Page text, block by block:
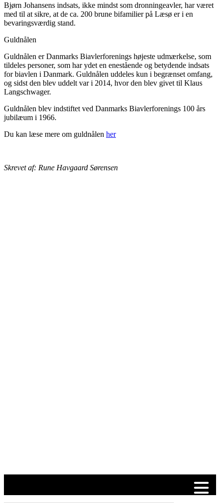
Bjørn Johansens indsats, ikke mindst som dronningeavler, har været
med til at sikre, at de ca. 200 brune bifamilier på Læsø er i en
bevaringsværdig stand.
Guldnålen
Guldnålen er Danmarks Biavlerforenings højeste udmærkelse, som
tildeles personer, som har ydet en enestående og betydende indsats
for biavlen i Danmark. Guldnålen uddeles kun i begrænset omfang,
og sidst den blev uddelt var i 2014, hvor den blev givet til Klaus
Langschwager.
Guldnålen blev indstiftet ved Danmarks Biavlerforenings 100 års
jubilæum i 1966.
Du kan læse mere om guldnålen her
Skrevet af: Rune Havgaard Sørensen